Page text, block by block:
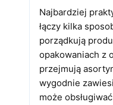
Najbardziej
łączy kilka
porządkują
opakowaniach z
przejmują
wygodnie
może